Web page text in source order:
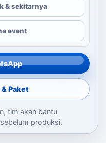
& sekitarnya
event
& Paket
tim akan bantu
produksi.